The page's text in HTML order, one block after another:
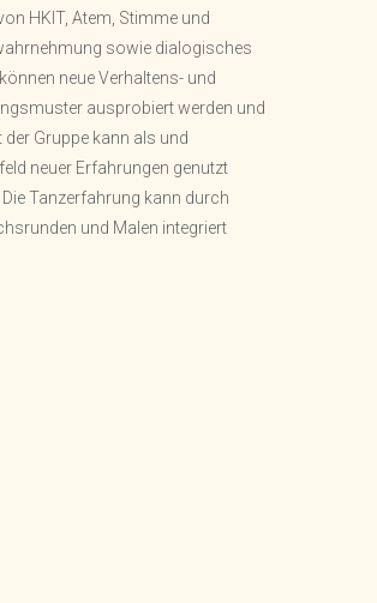
HKIT, Atem, Stimme und
sowie dialogisches
neue Verhaltens- und
ausprobiert werden und
der Gruppe kann als und
neuer Erfahrungen genutzt
Tanzerfahrung kann durch
und Malen integriert